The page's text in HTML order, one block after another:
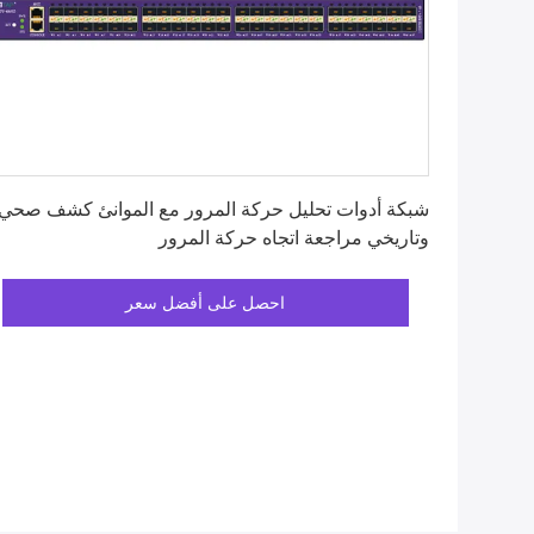
شبكة أدوات تحليل حركة المرور مع الموانئ كشف
وتاريخي مراجعة اتجاه حركة المرور
احصل على أفضل سعر